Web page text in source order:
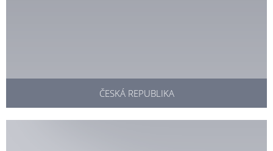
ČESKÁ REPUBLIKA